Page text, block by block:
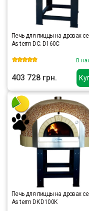
Печь для пиццы на дровах
As term DC. D160C
В
403 728 грн.
Печь для пиццы на дровах
As term DK D100K